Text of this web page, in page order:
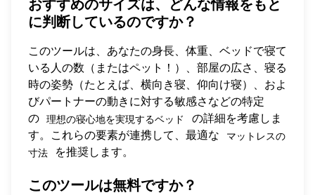
おすすめのサイズは、どんな情報をもと
に判断しているのですか？
このツールは、あなたの身長、体重、ベッドで寝て
いる人の数（またはペット！）、部屋の広さ、寝る
時の姿勢（たとえば、横向き寝、仰向け寝）、およ
びパートナーの動きに対する敏感さなどの特定
の
理想の寝心地を実現するベッド
の詳細を考慮しま
す。これらの要素が連携して、最適な
マットレスの
寸法
を推奨します。
このツールは無料ですか？